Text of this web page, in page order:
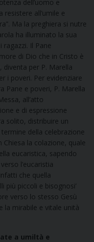
dell’uomo e
resistere all’umile e
Ma la preghiera si nutre
ha illuminato la sua
Il Pane
di Dio che in Cristo è
per P. Marella
i poveri. Per evidenziare
Pane e poveri, P. Marella
all’atto
e di espressione
solito, distribuire un
della celebrazione
la colazione, quale
eucaristica, sapendo
l’eucaristia
che quella
più piccoli e bisognosi’
verso lo stesso Gesù
la mirabile e vitale unità
a umiltà e